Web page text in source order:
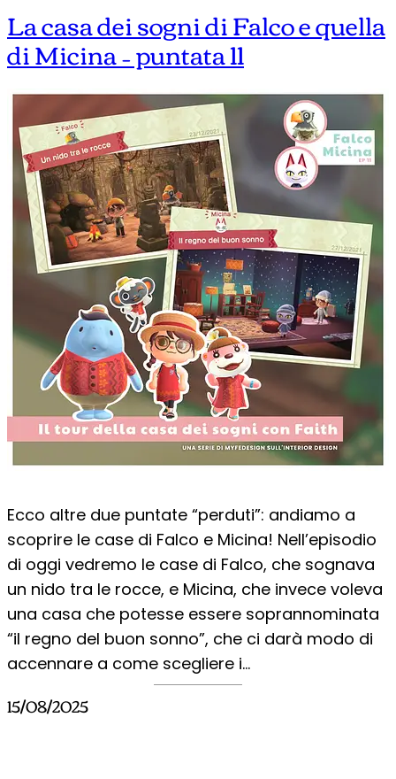
La casa dei sogni di Falco e quella
di Micina – puntata 11
Ecco altre due puntate “perduti”: andiamo a
scoprire le case di Falco e Micina! Nell’episodio
di oggi vedremo le case di Falco, che sognava
un nido tra le rocce, e Micina, che invece voleva
una casa che potesse essere soprannominata
“il regno del buon sonno”, che ci darà modo di
accennare a come scegliere i…
15/08/2025